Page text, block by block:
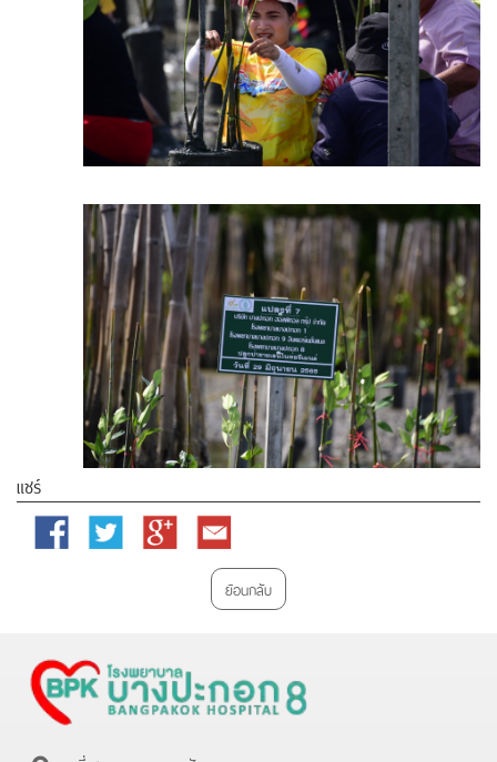
แชร์
Facebook Twitter
Google
Email
ย้อนกลับ